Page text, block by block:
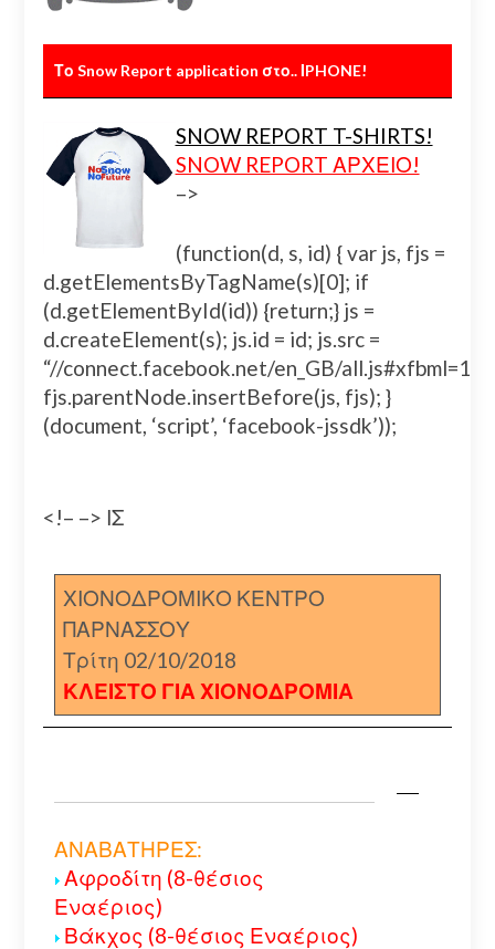
Το Snow Report application στο.. ΙPHONE!
SNOW REPORT T-SHIRTS!
SNOW REPORT ΑΡΧΕΙΟ!
–>
(function(d, s, id) { var js, fjs =
d.getElementsByTagName(s)[0]; if
(d.getElementById(id)) {return;} js =
d.createElement(s); js.id = id; js.src =
“//connect.facebook.net/en_GB/
fjs.parentNode.insertBefore(js, fjs); }
(document, ‘script’, ‘facebook-jssdk’));
<!– –> ΙΣ
ΧΙΟΝΟΔΡΟΜΙΚΟ ΚΕΝΤΡΟ
ΠΑΡΝΑΣΣΟΥ
Τρίτη 02/10/2018
ΚΛΕΙΣΤΟ ΓΙΑ ΧΙΟΝΟΔΡΟΜΙΑ
ΑΝΑΒΑΤΗΡΕΣ:
Αφροδίτη (8-θέσιος
Εναέριος)
Βάκχος (8-θέσιος Εναέριος)